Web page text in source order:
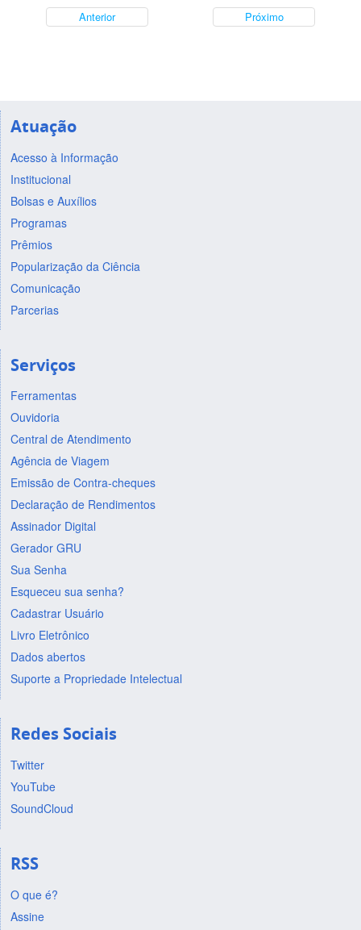
Anterior Próximo
Atuação
Acesso à Informação
Institucional
Bolsas e Auxílios
Programas
Prêmios
Popularização da Ciência
Comunicação
Parcerias
Serviços
Ferramentas
Ouvidoria
Central de Atendimento
Agência de Viagem
Emissão de Contra-cheques
Declaração de Rendimentos
Assinador Digital
Gerador GRU
Sua Senha
Esqueceu sua senha?
Cadastrar Usuário
Livro Eletrônico
Dados abertos
Suporte a Propriedade Intelectual
Redes Sociais
Twitter
YouTube
SoundCloud
RSS
O que é?
Assine